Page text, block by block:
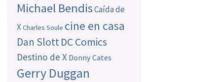
Michael BendisCaída de
XCharles Soule cine en casa
Dan SlottDC Comics
Destino de X Donny Cates
Gerry Duggan